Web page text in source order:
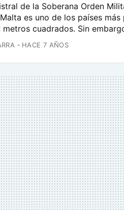
de la Soberana Orden
es uno de los países
metros cuadrados. Sin
HACE 7 AÑOS